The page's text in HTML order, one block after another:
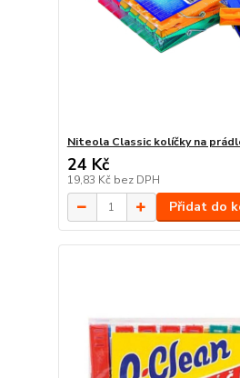
Niteola Classic kolíčky na
24 Kč
19,83 Kč bez DPH
Přidat do